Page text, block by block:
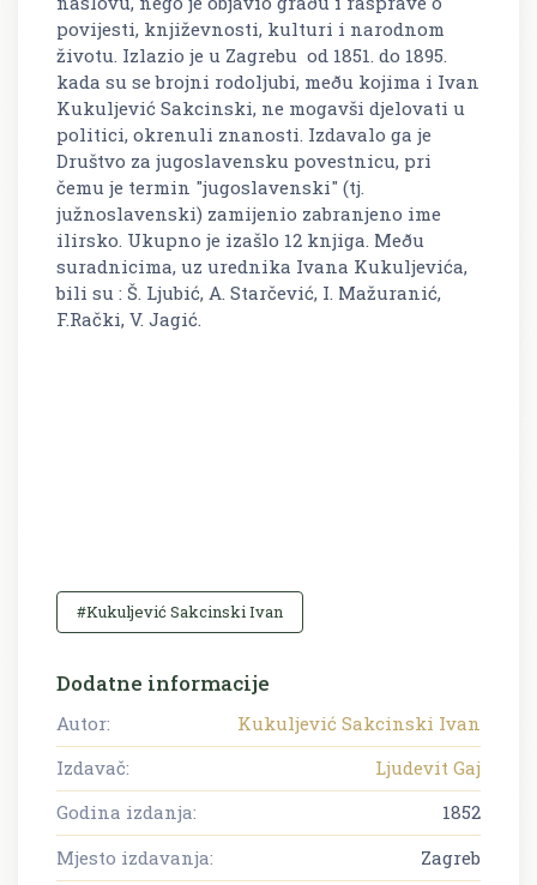
povijesti, književnosti, kulturi i narodnom
životu. Izlazio je u Zagrebu od 1851. do 1895.
kada su se brojni rodoljubi, meðu kojima i Ivan
Kukuljević Sakcinski, ne mogavši djelovati u
politici, okrenuli znanosti. Izdavalo ga je
Društvo za jugoslavensku povestnicu, pri
čemu je termin "jugoslavenski" (tj.
južnoslavenski) zamijenio zabranjeno ime
ilirsko. Ukupno je izašlo 12 knjiga. Meðu
suradnicima, uz urednika Ivana Kukuljevića,
bili su : Š. Ljubić, A. Starčević, I. Mažuranić,
F.Rački, V. Jagić.
#Kukuljević Sakcinski Ivan
Dodatne informacije
Autor:
Kukuljević Sakcinski Ivan
Izdavač:
Ljudevit Gaj
Godina izdanja:
1852
Mjesto izdavanja:
Zagreb